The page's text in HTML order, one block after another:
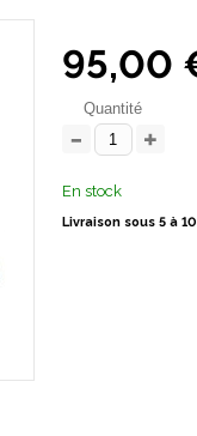
95,00
Quantité
En stock
Livraison sous 5 à